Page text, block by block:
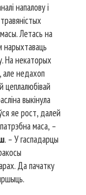
напалову і
Летась на
нарыхтаваць
На некаторых
але недахоп
цеплалюбівай
выкінула
яе рост, далей
маса, –
. – У гаспадарцы
Да пачатку